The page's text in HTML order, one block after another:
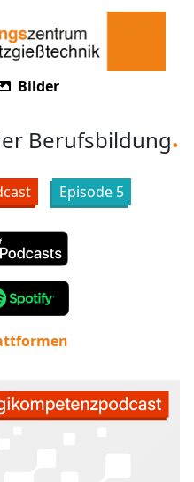
Bilder
Berufsbildung
Episode 5